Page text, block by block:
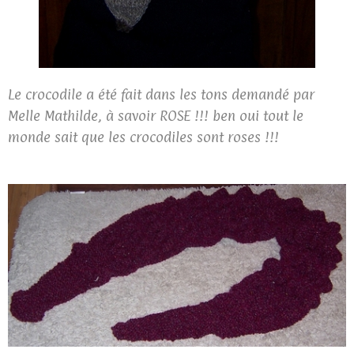
Le crocodile a été fait dans les tons demandé par
Melle Mathilde, à savoir ROSE !!! ben oui tout le
monde sait que les crocodiles sont roses !!!